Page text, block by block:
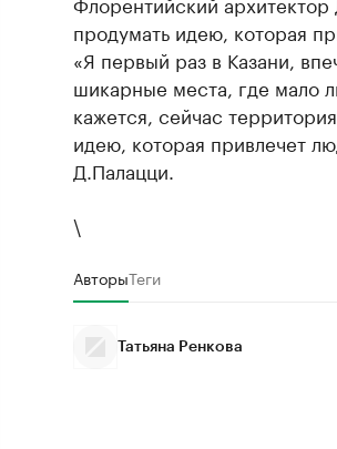
продумать идею, которая
«Я первый раз в Казани,
шикарные места, где мало
кажется, сейчас
идею, которая привлечет
Д.Палацци.
\
АвторыТеги
Татьяна Ренкова